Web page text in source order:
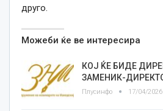
друго.
Можеби ќе ве интересира
КОЈ ЌЕ БИДЕ
ЗАМЕНИК-
Плусинфо 17/04/2026